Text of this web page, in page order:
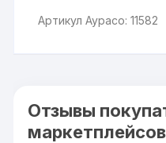
Артикул Аурасо: 11582
Отзывы
маркетплейсов